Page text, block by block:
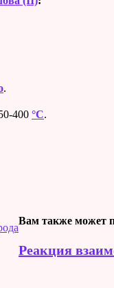
.
400 °C.
Вам также может
Реакция